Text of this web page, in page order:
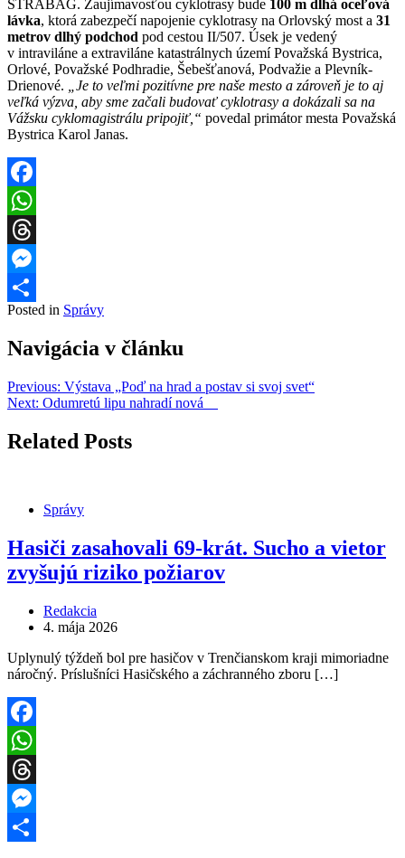
STRABAG. Zaujímavosťou cyklotrasy bude 100 m dlhá oceľová
lávka, ktorá zabezpečí napojenie cyklotrasy na Orlovský most a 31
metrov dlhý podchod pod cestou II/507. Úsek je vedený
v intraviláne a extraviláne katastrálnych území Považská Bystrica,
Orlové, Považské Podhradie, Šebešťanová, Podvažie a Plevník-
Drienové.
„Je to veľmi pozitívne pre naše mesto a zároveň je to aj
veľká výzva, aby sme začali budovať cyklotrasy a dokázali sa na
Vážsku cyklomagistrálu pripojiť,“ povedal primátor mesta Považská
Bystrica Karol Janas.
Facebook
WhatsApp
Threads
Messenger
Share
Posted in Správy
Navigácia v článku
Previous: Výstava „Poď na hrad a postav si svoj svet“
Next: Odumretú lipu nahradí nová
Related Posts
Správy
Hasiči zasahovali 69-krát. Sucho a vietor
zvyšujú riziko požiarov
Redakcia
4. mája 2026
Uplynulý týždeň bol pre hasičov v Trenčianskom kraji mimoriadne
náročný. Príslušníci Hasičského a záchranného zboru […]
Facebook
WhatsApp
Threads
Messenger